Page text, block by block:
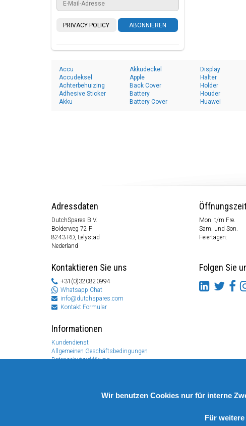
PRIVACY POLICY ABONNIEREN
Accu
Accudeksel
Achterbehuizing
Adhesive Sticker
Akku
Akkudeckel
Apple
Back Cover
Battery
Battery Cover
Display
Halter
Holder
Houder
Huawei
Adressdaten
DutchSpares B.V.
Bolderweg 72 F
8243 RD, Lelystad
Nederland
Kontaktieren Sie uns
+31(0)320820994
Whatsapp Chat
info@dutchspares.com
Kontakt Formular
Informationen
Kundendienst
Allgemeinen Geschäftsbedingungen
Datenschutzerklärung
Mon. t/m Fre.
Sam. und Son.
Feiertagen:
Folgen Sie
Wir benutzen Cookies nur für interne
Für